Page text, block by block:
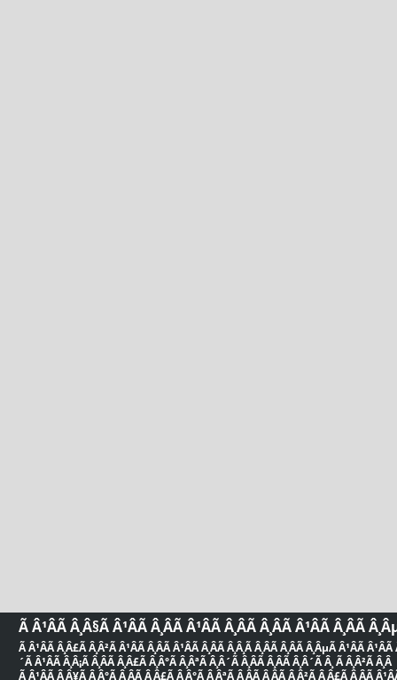
Ã Â¹ÂÃ Â¸Â§Ã Â¹ÂÃ Â¸ÂÃ Â¹ÂÃ Â¸ÂÃ Â¸ÂÃ Â¹ÂÃ Â¸ÂÃ
Ã Â¹ÂÃ Â¸Â£Ã Â¸Â²Ã Â¹ÂÃ Â¸ÂÃ Â¹ÂÃ Â¸ÂÃ Â¸Â¸Ã Â¸ÂÃ Â¸ÂÃ Â¸ÂµÃ Â¹ÂÃ
´Ã Â¹ÂÃ Â¸Â¡Ã Â¸ÂÃ Â¸Â£Ã Â¸Â°Ã Â¸ÂªÃ Â¸Â´Ã Â¸ÂÃ Â¸ÂÃ Â¸Â´Ã Â¸ Ã Â¸Â²Ã Â¸Â
Ã Â¹ÂÃ Â¸Â¥Ã Â¸Â°Ã Â¸ÂÃ Â¸Â£Ã Â¸Â°Ã Â¸ÂªÃ Â¸ÂÃ Â¸ÂÃ Â¸Â²Ã Â¸Â£Ã Â¸ÂÃ